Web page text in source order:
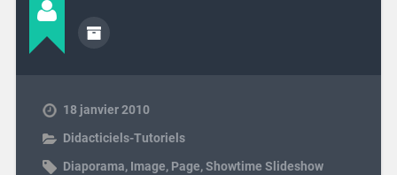
18 janvier 2010
Didacticiels-Tutoriels
Diaporama, Image, Page,Showtime Slideshow